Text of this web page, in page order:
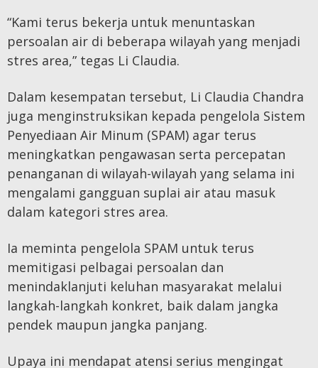
“Kami terus bekerja untuk menuntaskan
persoalan air di beberapa wilayah yang menjadi
stres area,” tegas Li Claudia.
Dalam kesempatan tersebut, Li Claudia Chandra
juga menginstruksikan kepada pengelola Sistem
Penyediaan Air Minum (SPAM) agar terus
meningkatkan pengawasan serta percepatan
penanganan di wilayah-wilayah yang selama ini
mengalami gangguan suplai air atau masuk
dalam kategori stres area.
Ia meminta pengelola SPAM untuk terus
memitigasi pelbagai persoalan dan
menindaklanjuti keluhan masyarakat melalui
langkah-langkah konkret, baik dalam jangka
pendek maupun jangka panjang.
Upaya ini mendapat atensi serius mengingat